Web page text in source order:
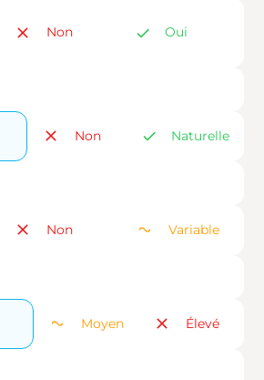
Non Oui
Non Naturelle
Non Variable
Moyen Élevé